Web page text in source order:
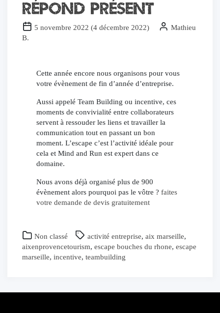
répond présent
5 novembre 2022 (4 décembre 2022)
Mathieu
B.
Cette année encore nous organisons pour vous
votre évènement de fin d’année d’entreprise.
Aussi appelé Team Building ou incentive, ces
moments de convivialité entre collaborateurs
servent à ressouder les liens et travailler la
communication tout en passant un bon
moment. L’escape c’est l’activité idéale pour
cela et Mind and Run est expert dans ce
domaine.
Nous avons déjà organisé plus de 900
évènement alors pourquoi pas le vôtre ? faites
votre demande de devis gratuitement
Non classé activité entreprise, aix marseille,
aixenprovencetourism, escape bouches du rhone, escape
marseille, incentive, teambuilding